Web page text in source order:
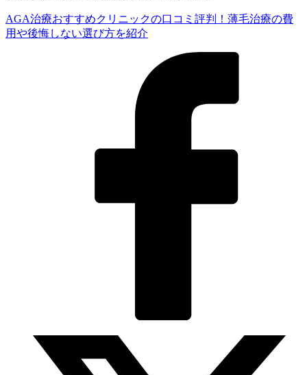
AGA治療おすすめクリニックの口コミ評判！薄毛治療の費
用や後悔しない選び方を紹介